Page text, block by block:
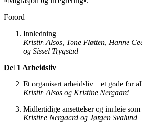
Forord
Innledning
Kristin Alsos, Tone Fløtten, Hanne
og Sissel Trygstad
Del 1 Arbeidsliv
Et organisert arbeidsliv – et gode for
Kristin Alsos og Kristine Nergaard
Midlertidige ansettelser og innleie
Kristine Nergaard og Jørgen Svalund